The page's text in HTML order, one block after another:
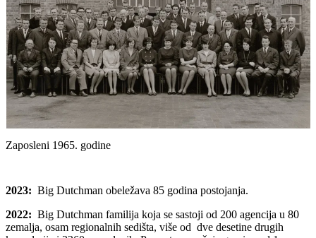
Zaposleni 1965. godine
2023: Big Dutchman obeležava 85 godina postojanja.
2022: Big Dutchman familija koja se sastoji od 200 agencija u 80
zemalja, osam regionalnih sedišta, više od dve desetine drugih